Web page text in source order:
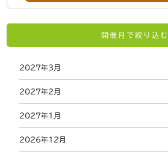
開催月で絞り込む
2027年3月
2027年2月
2027年1月
2026年12月